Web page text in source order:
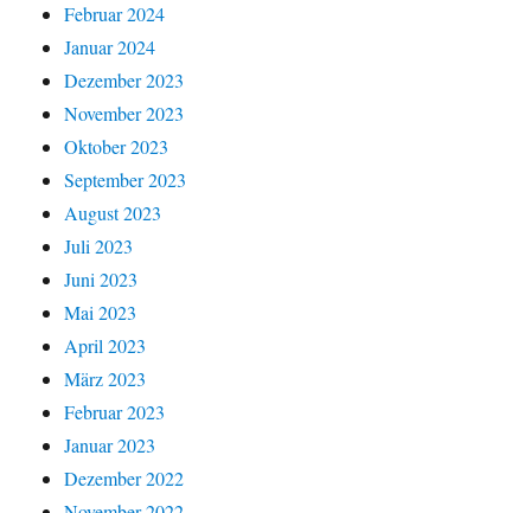
Februar 2024
Januar 2024
Dezember 2023
November 2023
Oktober 2023
September 2023
August 2023
Juli 2023
Juni 2023
Mai 2023
April 2023
März 2023
Februar 2023
Januar 2023
Dezember 2022